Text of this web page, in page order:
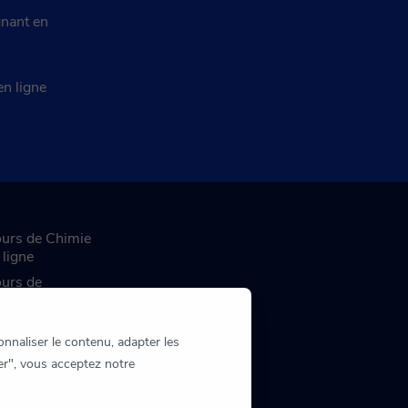
en
ligne
de Chimie
ligne
de
le contenu, adapter les
vous acceptez notre